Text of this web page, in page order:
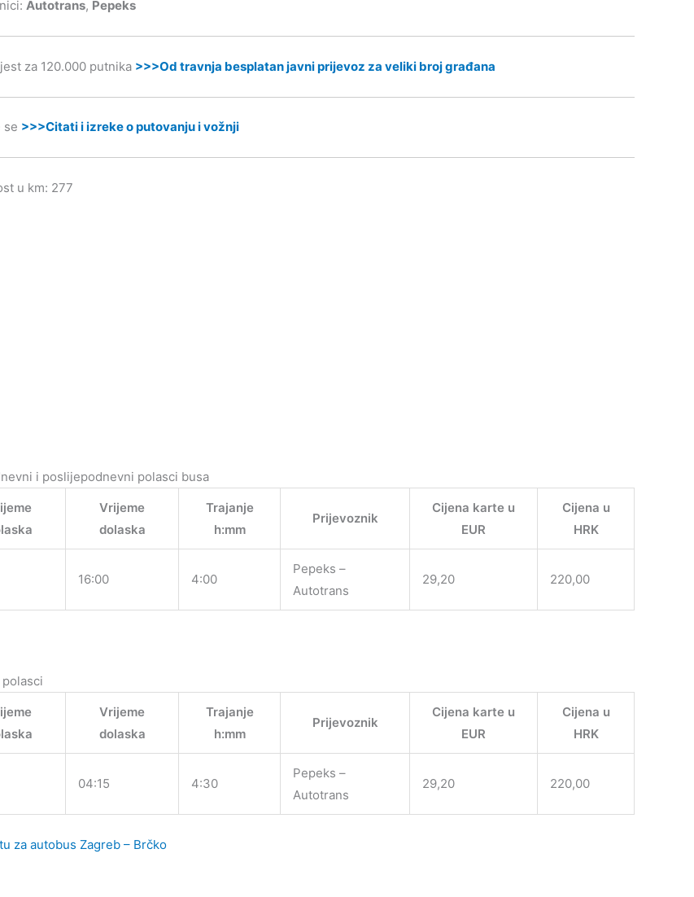
Autotrans, Pepeks
za 120.000 putnika >>>Od travnja besplatan javni prijevoz za veliki broj građana
se >>>Citati i izreke o putovanju i vožnji
u km: 277
i poslijepodnevni polasci busa
Vrijeme
dolaska
Trajanje
h:mm
Prijevoznik
Cijena karte u
EUR
Cijena u
HRK
16:00 4:00
Pepeks –
Autotrans
29,20 220,00
Vrijeme
dolaska
Trajanje
h:mm
Prijevoznik
Cijena karte u
EUR
Cijena u
HRK
04:15 4:30
Pepeks –
Autotrans
29,20 220,00
za autobus Zagreb – Brčko